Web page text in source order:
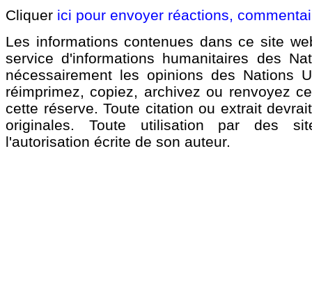
Cliquer ici pour envoyer réactions,
Les informations contenues dans ce site
service d'informations humanitaires des
nécessairement les opinions des Nations
réimprimez, copiez, archivez ou renvoyez
cette réserve. Toute citation ou extrait
originales. Toute utilisation par des
l'autorisation écrite de son auteur.